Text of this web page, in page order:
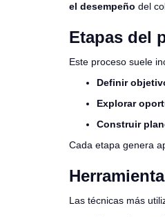
el desempeño del
Etapas del
Este proceso suele
Definir
Explorar
Construir
Cada etapa genera
Las técnicas más